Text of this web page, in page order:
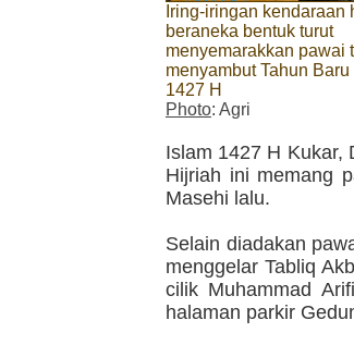
Iring-iringan kendaraan
beraneka bentuk turut
menyemarakkan pawai
menyambut Tahun Baru
1427 H
Photo: Agri
Islam 1427 H Kukar,
Hijriah ini memang
Masehi lalu.
Selain diadakan
menggelar Tabliq
cilik Muhammad
halaman parkir